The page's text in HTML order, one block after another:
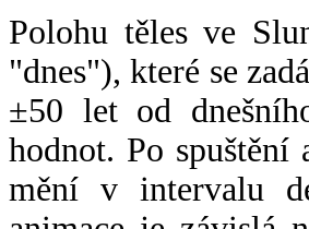
Polohu těles ve
"dnes"), které se
±50 let od
hodnot. Po spuštění
mění v intervalu